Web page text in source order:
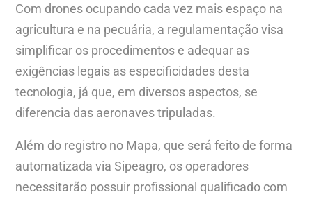
Com drones ocupando cada vez mais espaço na
agricultura e na pecuária, a regulamentação visa
simplificar os procedimentos e adequar as
exigências legais as especificidades desta
tecnologia, já que, em diversos aspectos, se
diferencia das aeronaves tripuladas.
Além do registro no Mapa, que será feito de forma
automatizada via Sipeagro, os operadores
necessitarão possuir profissional qualificado com